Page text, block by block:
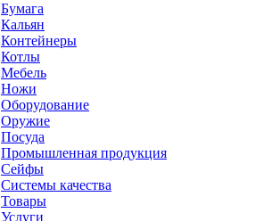
Бумага
Кальян
Контейнеры
Котлы
Мебель
Ножи
Оборудование
Оружие
Посуда
Промышленная продукция
Сейфы
Системы качества
Товары
Услуги